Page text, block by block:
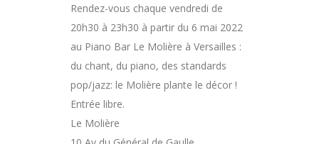
Rendez-vous chaque vendredi de
20h30 à 23h30 à partir du 6 mai 2022
au Piano Bar Le Molière à Versailles :
du chant, du piano, des standards
pop/jazz: le Molière plante le décor !
Entrée libre.
Le Molière